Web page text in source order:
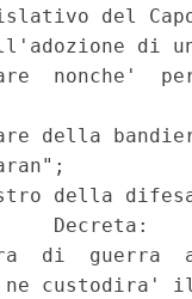
del
di
nonche'
della
della
Decreta:
di  guerra
ne